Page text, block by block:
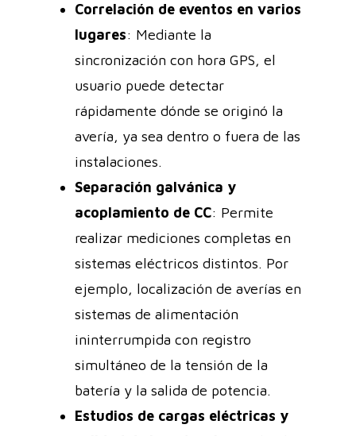
Correlación de eventos en varios
lugares: Mediante la
sincronización con hora GPS, el
usuario puede detectar
rápidamente dónde se originó la
avería, ya sea dentro o fuera de las
instalaciones.
Separación galvánica y
acoplamiento de CC: Permite
realizar mediciones completas en
sistemas eléctricos distintos. Por
ejemplo, localización de averías en
sistemas de alimentación
ininterrumpida con registro
simultáneo de la tensión de la
batería y la salida de potencia.
Estudios de cargas eléctricas y